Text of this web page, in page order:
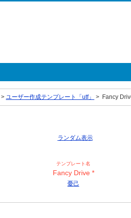
> ユーザー作成テンプレート「utf」 > Fancy
ランダム表示
テンプレート名
Fancy Drive *
憂己